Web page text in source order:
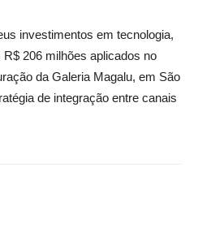
investimentos em tecnologia,
206 milhões aplicados no
da Galeria Magalu, em São
de integração entre canais